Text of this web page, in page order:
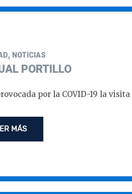
, NOTICIAS
PORTILLO
por la COVID-19 la
MÁS